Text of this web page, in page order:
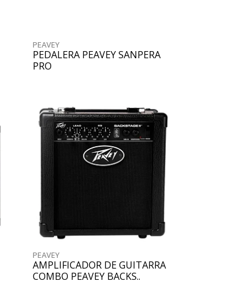
PEAVEY
PEDALERA PEAVEY SANPERA
PRO
PEAVEY
AMPLIFICADOR DE GUITARRA
COMBO PEAVEY BACKS..